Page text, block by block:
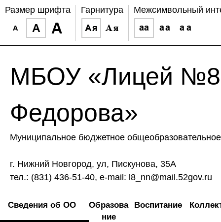
Размер шрифта Гарнитура Межсимвольный
МБОУ «Лицей №8
Федорова»
Муниципальное бюджетное
г. Нижний Новгород, ул, Пискунова, 35А
тел.: (831) 436-51-40, e-mail: l8_nn@mail.52gov.ru
Сведения об ОО
Образова
ние
Воспитание